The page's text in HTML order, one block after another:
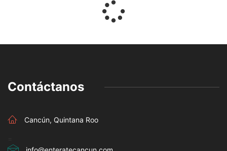
Contáctanos
Cancún, Quintana Roo